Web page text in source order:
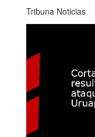
Tribuna Noticias